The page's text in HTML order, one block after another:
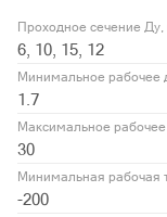
Проходное сечение
6, 10, 15, 12
Минимальное рабочее
1.7
Максимальное
30
Минимальная рабочая
-200